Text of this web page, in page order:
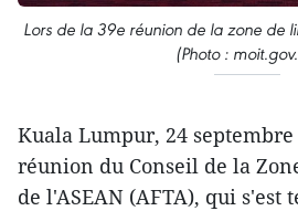
Lors de la 39e réunion de la zone de
(Photo :
Kuala Lumpur, 24 septembre
réunion du Conseil de la
de l'ASEAN (AFTA), qui s'est